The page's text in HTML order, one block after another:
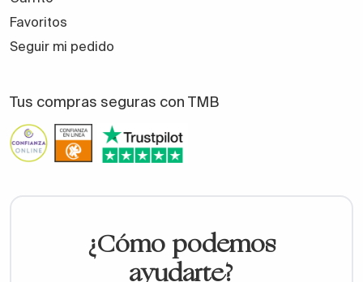
Favoritos
Seguir mi pedido
Tus compras seguras con TMB
¿Cómo podemos
ayudarte?